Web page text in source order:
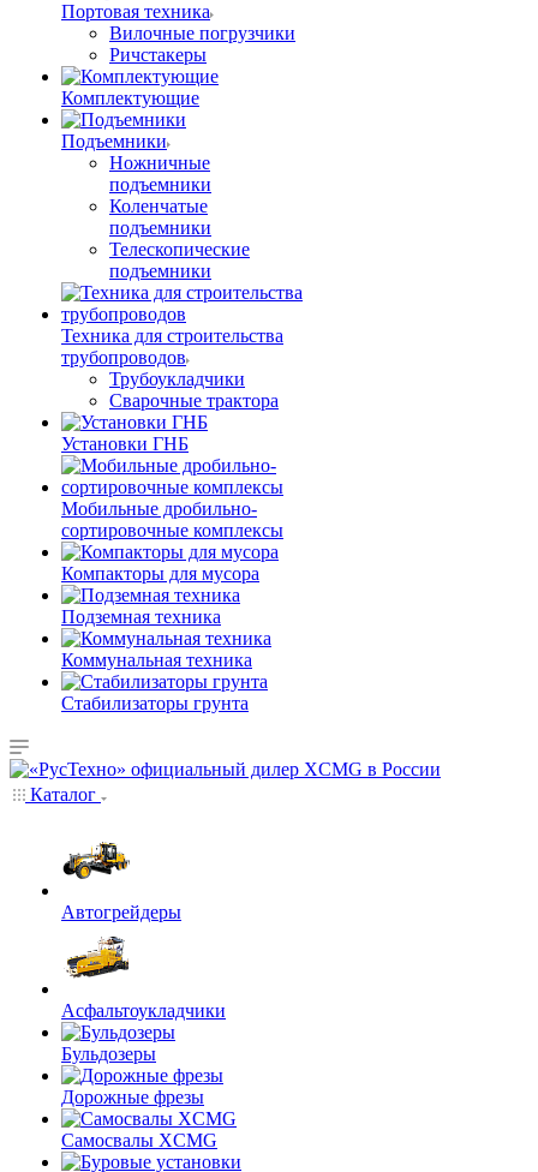
Портовая техника
Вилочные погрузчики
Ричстакеры
Комплектующие
Подъемники
Ножничные
подъемники
Коленчатые
подъемники
Телескопические
подъемники
Техника для строительства
трубопроводов
Трубоукладчики
Сварочные трактора
Установки ГНБ
Мобильные дробильно-
сортировочные комплексы
Компакторы для мусора
Подземная техника
Коммунальная техника
Стабилизаторы грунта
Каталог
Автогрейдеры
Асфальтоукладчики
Бульдозеры
Дорожные фрезы
Самосвалы XCMG